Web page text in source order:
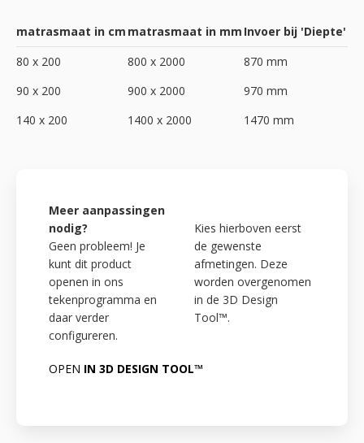
matrasmaat in cm matrasmaat in mm Invoer bij 'Diepte'
80 x 200
800 x 2000
870 mm
90 x 200
900 x 2000
970 mm
140 x 200
1400 x 2000 1470 mm
Meer aanpassingen
nodig?
Geen probleem! Je
kunt dit product
openen in ons
tekenprogramma en
daar verder
configureren.
Kies hierboven eerst
de gewenste
afmetingen. Deze
worden overgenomen
in de 3D Design
Tool™.
OPEN IN 3D DESIGN TOOL™